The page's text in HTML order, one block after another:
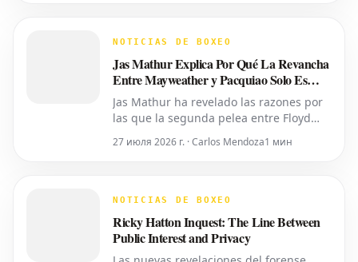
Sucesiones del Condado de Oakland ha
NOTICIAS DE BOXEO
Jas Mathur Explica Por Qué La Revancha
Entre Mayweather y Pacquiao Solo Es
Posible Ahora
Jas Mathur ha revelado las razones por
las que la segunda pelea entre Floyd
está concretando en este momento. Ha
de factores necesarios para revivir esta
27 июля 2026 г. · Carlos Mendoza1 мин
NOTICIAS DE BOXEO
Ricky Hatton Inquest: The Line Between
Public Interest and Privacy